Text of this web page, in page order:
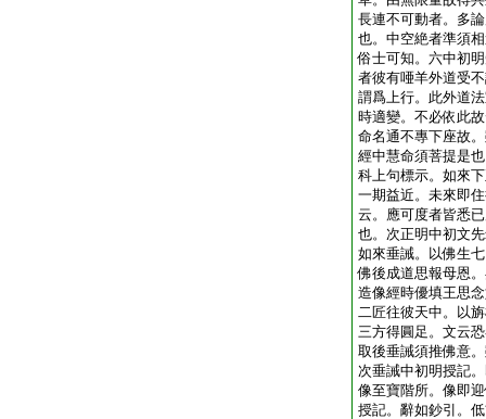
長連不可動者。多
也。中空絶者準須
俗士可知。六中初
者彼有唖羊外道受
謂爲上行。此外道
時適變。不必依此
命名通不專下座故
經中慧命須菩提是
科上句標示。如來
一期益近。未來即
云。應可度者皆悉
也。次正明中初文
如來垂誡。以佛生
佛後成道思報母恩
造像經時優填王思
二匠往彼天中。以
三方得圓足。文云
取後垂誡須推佛意
次垂誡中初明授記
像至寶階所。像即
授記。辭如鈔引。